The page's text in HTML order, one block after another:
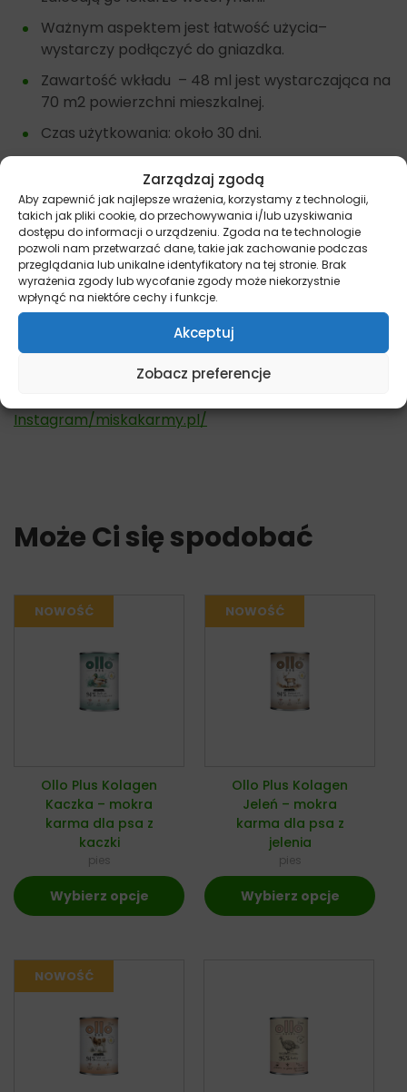
Zarządzaj zgodą
Aby zapewnić jak najlepsze wrażenia, korzystamy z technologii,
takich jak pliki cookie, do przechowywania i/lub uzyskiwania
dostępu do informacji o urządzeniu. Zgoda na te technologie
pozwoli nam przetwarzać dane, takie jak zachowanie podczas
przeglądania lub unikalne identyfikatory na tej stronie. Brak
wyrażenia zgody lub wycofanie zgody może niekorzystnie
wpłynąć na niektóre cechy i funkcje.
Akceptuj
Zobacz preferencje
Ważnym aspektem jest łatwość użycia–
wystarczy podłączyć do gniazdka.
Zawartość wkładu – 48 ml jest wystarczająca na
70 m2 powierzchni mieszkalnej.
Czas użytkowania: około 30 dni.
Inne suplementy i preparaty dla kotów, znajdziesz
tutaj –Kot – Preparaty.
Dostępne opakowania: 1 szt. (1 dyfuzor + 1 wkład 48
ml)
Pamiętaj, że więcej informacji na temat promocji i
wyjątkowych ofert znajdziesz na naszych kanałach
Instagram/miskakarmy.pl/
Może Ci się spodobać
Ollo Plus Kolagen
Kaczka – mokra
karma dla psa z
kaczki
pies
Wybierz opcje
Ollo Plus Kolagen
Jeleń – mokra
karma dla psa z
jelenia
pies
Wybierz opcje